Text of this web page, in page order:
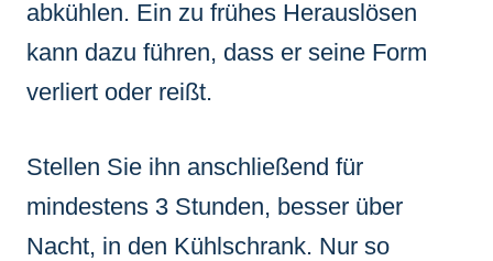
abkühlen. Ein zu frühes Herauslösen
kann dazu führen, dass er seine Form
verliert oder reißt.
Stellen Sie ihn anschließend für
mindestens 3 Stunden, besser über
Nacht, in den Kühlschrank. Nur so